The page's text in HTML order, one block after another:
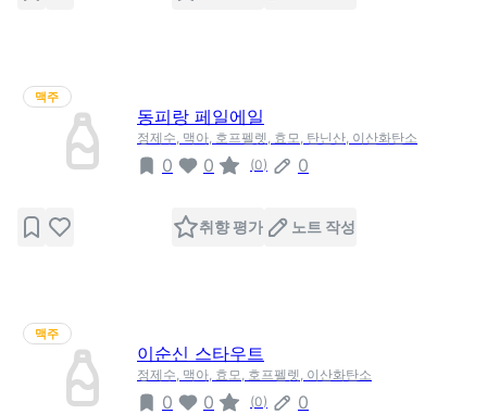
맥주
동피랑 페일에일
정제수, 맥아, 호프펠렛, 효모, 탄닌산, 이산화탄소
0 0 (0) 0
취향 평가 노트 작성
맥주
이순신 스타우트
정제수, 맥아, 효모, 호프펠렛, 이산화탄소
0 0 (0) 0